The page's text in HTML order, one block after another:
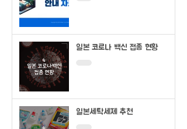
일본 코로나 백신 접종 현황
일본세탁세제 추천